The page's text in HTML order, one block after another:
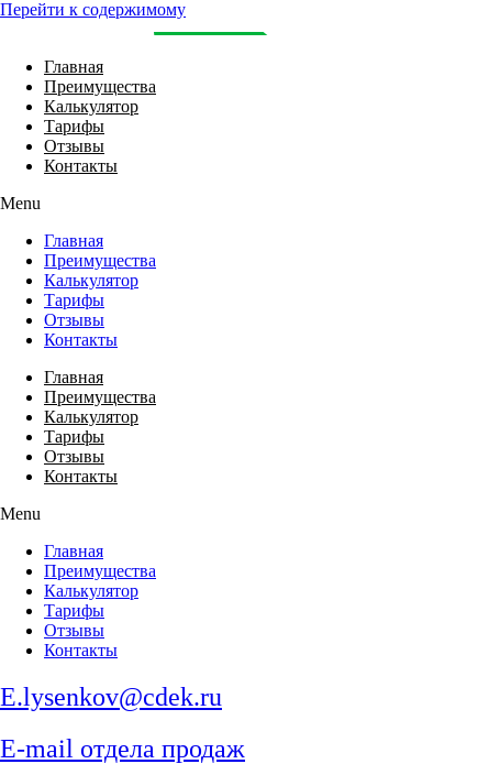
Перейти к содержимому
Главная
Преимущества
Калькулятор
Тарифы
Отзывы
Контакты
Menu
Главная
Преимущества
Калькулятор
Тарифы
Отзывы
Контакты
Главная
Преимущества
Калькулятор
Тарифы
Отзывы
Контакты
Menu
Главная
Преимущества
Калькулятор
Тарифы
Отзывы
Контакты
E.lysenkov@cdek.ru
E-mail отдела продаж